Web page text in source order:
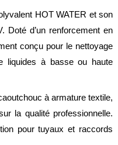
HOT WATER et son
Doté d’un renforcement en
conçu pour le nettoyage
liquides à basse ou haute
à armature textile,
la qualité professionnelle.
pour tuyaux et raccords